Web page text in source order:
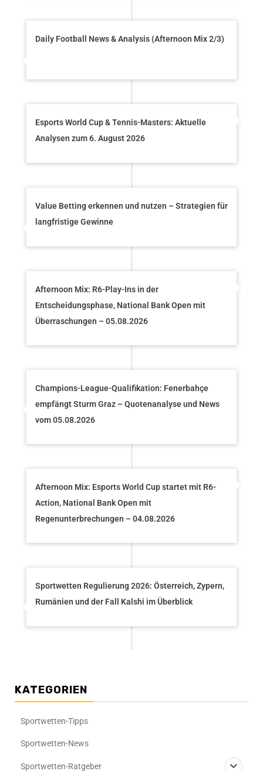
Daily Football News & Analysis (Afternoon Mix 2/3)
Esports World Cup & Tennis-Masters: Aktuelle
Analysen zum 6. August 2026
Value Betting erkennen und nutzen – Strategien für
langfristige Gewinne
Afternoon Mix: R6-Play-Ins in der
Entscheidungsphase, National Bank Open mit
Überraschungen – 05.08.2026
Champions-League-Qualifikation: Fenerbahçe
empfängt Sturm Graz – Quotenanalyse und News
vom 05.08.2026
Afternoon Mix: Esports World Cup startet mit R6-
Action, National Bank Open mit
Regenunterbrechungen – 04.08.2026
Sportwetten Regulierung 2026: Österreich, Zypern,
Rumänien und der Fall Kalshi im Überblick
KATEGORIEN
Sportwetten-Tipps
Sportwetten-News
Sportwetten-Ratgeber